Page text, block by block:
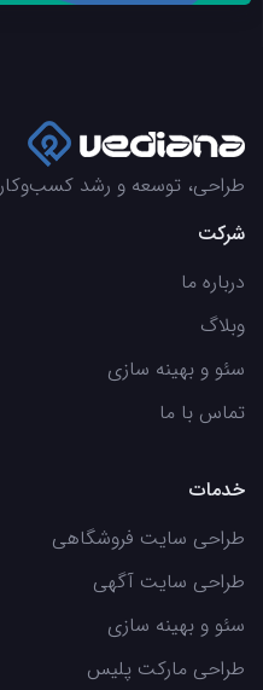
طراحی، توسعه و رشد کسب‌وکار
شرکت
درباره ما
وبلاگ
سئو و بهینه سازی
تماس با ما
خدمات
طراحی سایت فروشگاهی
طراحی سایت آگهی
سئو و بهینه سازی
طراحی مارکت پلیس